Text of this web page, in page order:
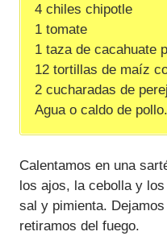
4 chiles chipotle
1 tomate
1 taza de cacahuate
12 tortillas de maíz
2 cucharadas de
Agua o caldo de pollo.
Calentamos en una
los ajos, la cebolla y
sal y pimienta.
retiramos del fuego.